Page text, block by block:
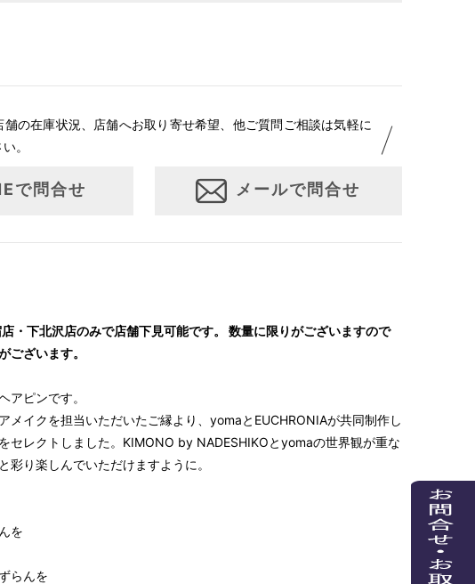
舗の在庫状況、店舗へお取り寄せ希望、他ご質問ご相談は気軽に
。
で問合せ メールで問合せ
・下北沢店のみで店舗下見可能です。 数量に限りがございますので
ございます。
アピンです。
メイクを担当いただいたご縁より、yomaとEUCHRONIAが共同制作し
セレクトしました。KIMONO by NADESHIKOとyomaの世界観が重な
彩り楽しんでいただけますように。
を
らんを